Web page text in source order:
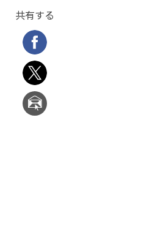
共有する